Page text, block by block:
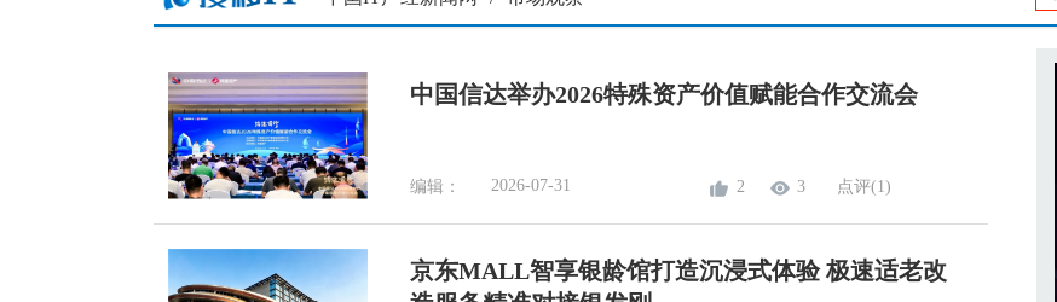
中国信达举办2026特殊资产价值赋能合作交流会
编辑： 2026-07-31 2 3 点评(1)
京东MALL智享银龄馆打造沉浸式体验 极速适老改